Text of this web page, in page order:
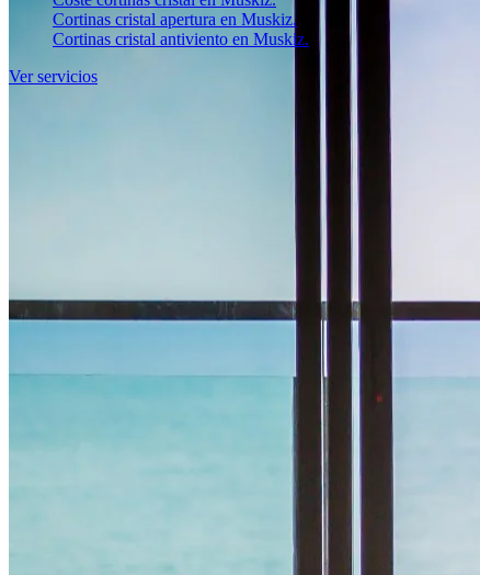
Cortinas cristal apertura en Muskiz.
Cortinas cristal antiviento en Muskiz.
Ver servicios